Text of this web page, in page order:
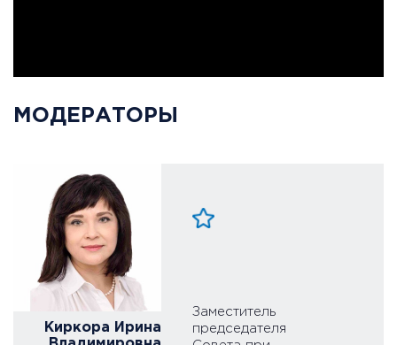
МОДЕРАТОРЫ
Киркора Ирина
Заместитель
председателя